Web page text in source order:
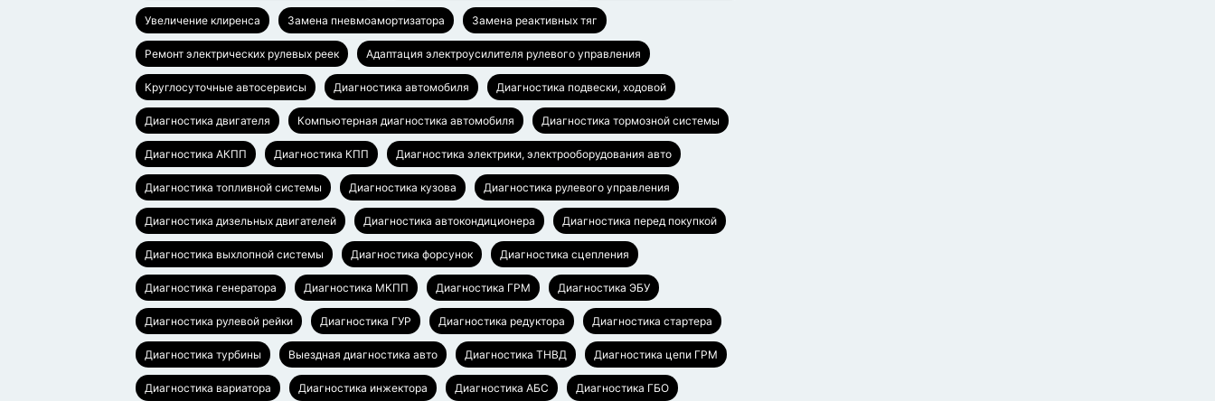
Увеличение клиренса Замена пневмоамортизатора Замена реактивных тяг
Ремонт электрических рулевых реек Адаптация электроусилителя рулевого управления
Круглосуточные автосервисы Диагностика автомобиля Диагностика подвески, ходовой
Диагностика двигателя Компьютерная диагностика автомобиля Диагностика тормозной системы
Диагностика АКПП Диагностика КПП Диагностика электрики, электрооборудования авто
Диагностика топливной системы Диагностика кузова Диагностика рулевого управления
Диагностика дизельных двигателей Диагностика автокондиционера Диагностика перед покупкой
Диагностика выхлопной системы Диагностика форсунок Диагностика сцепления
Диагностика генератора Диагностика МКПП Диагностика ГРМ Диагностика ЭБУ
Диагностика рулевой рейки Диагностика ГУР Диагностика редуктора Диагностика стартера
Диагностика турбины Выездная диагностика авто Диагностика ТНВД Диагностика цепи ГРМ
Диагностика вариатора Диагностика инжектора Диагностика АБС Диагностика ГБО